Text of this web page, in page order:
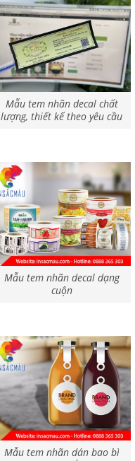
Mẫu tem nhãn decal chất
lượng, thiết kế theo yêu cầu
Mẫu tem nhãn decal dạng
cuộn
Mẫu tem nhãn dán bao bì